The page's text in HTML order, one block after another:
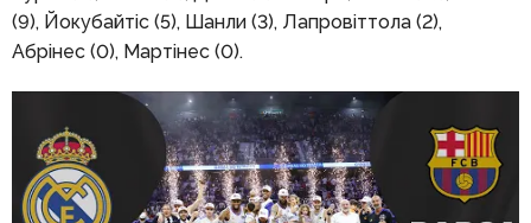
(9), Йокубайтіс (5), Шанли (3), Лапровіттола (2),
Абрінес (0), Мартінес (0).